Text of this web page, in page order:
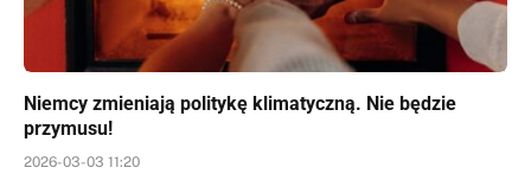
Niemcy zmieniają politykę klimatyczną. Nie będzie
przymusu!
2026-03-03 11:20